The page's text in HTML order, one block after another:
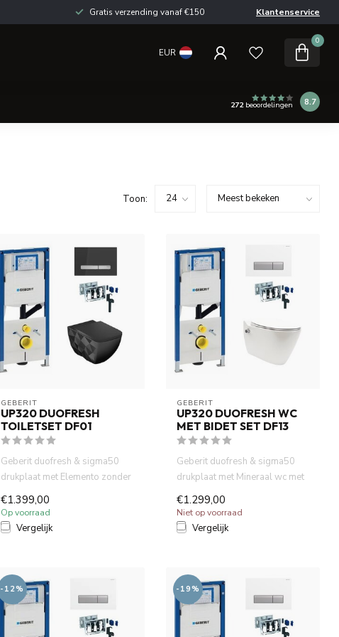
Gratis verzending vanaf €150 Klantenservice
EUR
0
272beoordelingen 8.7
Toon:
GEBERIT
UP320 DUOFRESH
TOILETSET DF01
Geberit duofresh & sigma50
drukplaat met Elemento zonder
€1.399,00
Op voorraad
Vergelijk
GEBERIT
UP320 DUOFRESH WC
MET BIDET SET DF13
Geberit duofresh & sigma50
drukplaat met Mineraal wc met
€1.299,00
Niet op voorraad
Vergelijk
-12% -19%